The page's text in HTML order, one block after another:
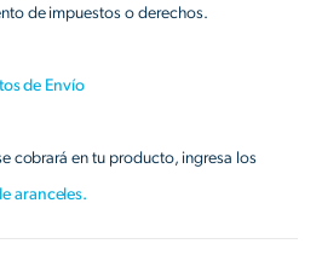
de impuestos o derechos.
de Envío
cobrará en tu producto, ingresa los
aranceles.